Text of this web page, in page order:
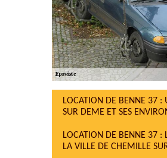
LOCATION DE BENNE 37 :
SUR DEME ET SES
LOCATION DE BENNE 37 :
LA VILLE DE CHEMILLE